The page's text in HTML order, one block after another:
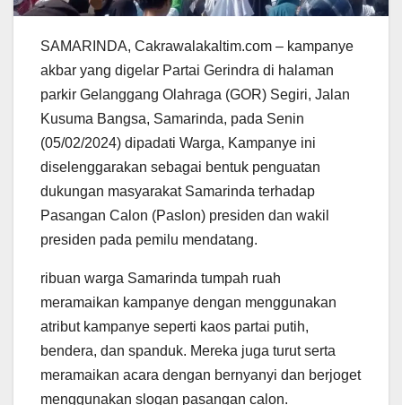
SAMARINDA, Cakrawalakaltim.com – kampanye
akbar yang digelar Partai Gerindra di halaman
parkir Gelanggang Olahraga (GOR) Segiri, Jalan
Kusuma Bangsa, Samarinda, pada Senin
(05/02/2024) dipadati Warga, Kampanye ini
diselenggarakan sebagai bentuk penguatan
dukungan masyarakat Samarinda terhadap
Pasangan Calon (Paslon) presiden dan wakil
presiden pada pemilu mendatang.
ribuan warga Samarinda tumpah ruah
meramaikan kampanye dengan menggunakan
atribut kampanye seperti kaos partai putih,
bendera, dan spanduk. Mereka juga turut serta
meramaikan acara dengan bernyanyi dan berjoget
menggunakan slogan pasangan calon.